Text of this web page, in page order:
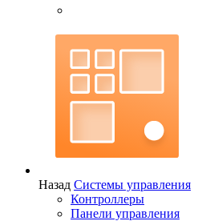
Назад Системы управления
Контроллеры
Панели управления